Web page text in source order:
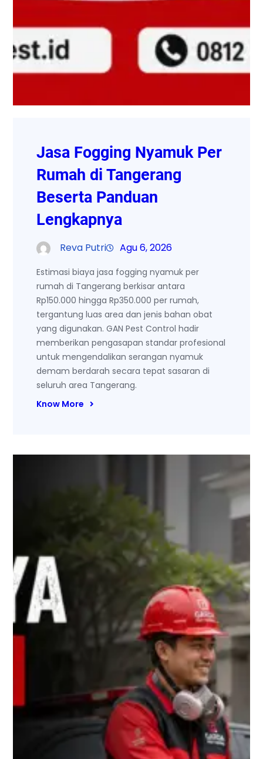
Jasa Fogging Nyamuk Per
Rumah di Tangerang
Beserta Panduan
Lengkapnya
Reva Putri Agu 6, 2026
Estimasi biaya jasa fogging nyamuk per
rumah di Tangerang berkisar antara
Rp150.000 hingga Rp350.000 per rumah,
tergantung luas area dan jenis bahan obat
yang digunakan. GAN Pest Control hadir
memberikan pengasapan standar profesional
untuk mengendalikan serangan nyamuk
demam berdarah secara tepat sasaran di
seluruh area Tangerang.
Know More